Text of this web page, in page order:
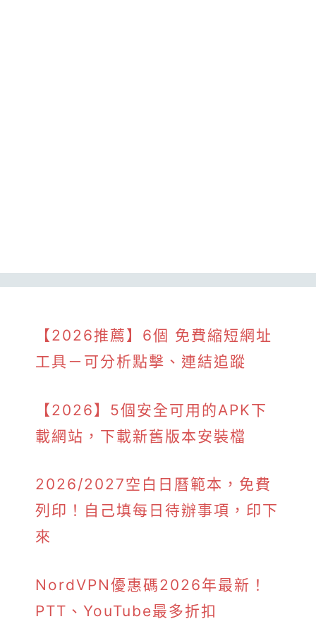
【2026推薦】6個 免費縮短網址
工具－可分析點擊、連結追蹤
【2026】5個安全可用的APK下
載網站，下載新舊版本安裝檔
2026/2027空白日曆範本，免費
列印！自己填每日待辦事項，印下
來
NordVPN優惠碼2026年最新！
PTT、YouTube最多折扣